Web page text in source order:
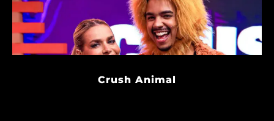
Crush Animal